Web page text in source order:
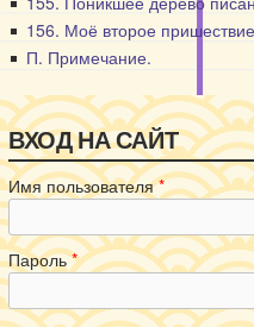
156. Моё второе пришествие
П. Примечание.
ВХОД НА САЙТ
Имя пользователя*
Пароль*